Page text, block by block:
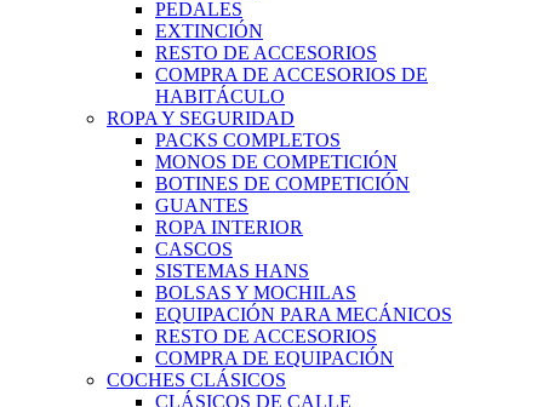
PEDALES
EXTINCIÓN
RESTO DE ACCESORIOS
COMPRA DE ACCESORIOS DE
HABITÁCULO
ROPA Y SEGURIDAD
PACKS COMPLETOS
MONOS DE COMPETICIÓN
BOTINES DE COMPETICIÓN
GUANTES
ROPA INTERIOR
CASCOS
SISTEMAS HANS
BOLSAS Y MOCHILAS
EQUIPACIÓN PARA MECÁNICOS
RESTO DE ACCESORIOS
COMPRA DE EQUIPACIÓN
COCHES CLÁSICOS
CLÁSICOS DE CALLE